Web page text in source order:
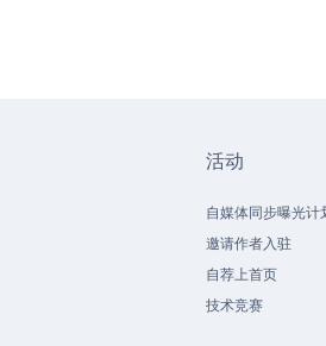
活动
自媒体同步曝光计
邀请作者入驻
自荐上首页
技术竞赛